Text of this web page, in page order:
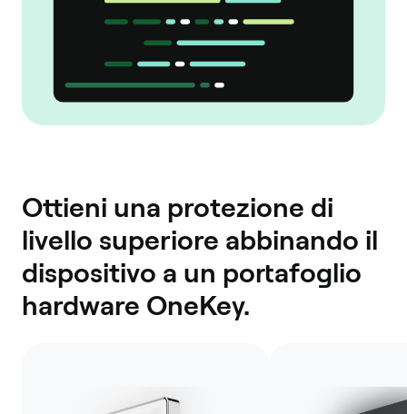
Ottieni una protezione di
livello superiore abbinando il
dispositivo a un portafoglio
hardware OneKey.